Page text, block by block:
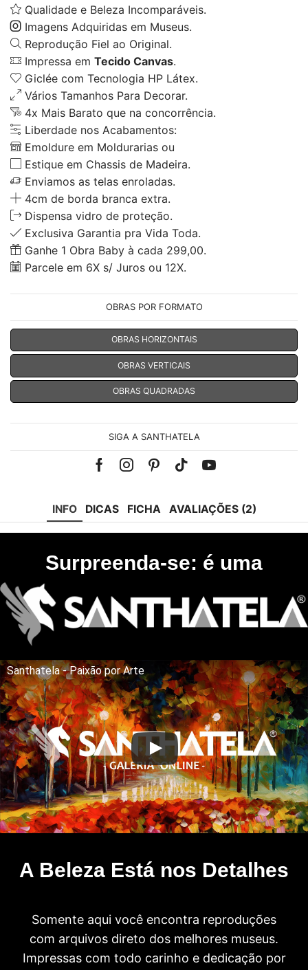
Qualidade e Beleza Incomparáveis.
Imagens Adquiridas em Museus.
Reprodução Fiel ao Original.
Impressa em Tecido Canvas.
Giclée com Tecnologia HP Látex.
Vários Tamanhos Para Decorar.
4x Mais Barato que na concorrência.
Liberdade nos Acabamentos:
Emoldure em Moldurarias ou
Estique em Chassis de Madeira.
Enviamos as telas enroladas.
4cm de borda branca extra.
Dispensa vidro de proteção.
Exclusiva Garantia pra Vida Toda.
Ganhe 1 Obra Baby à cada 299,00.
Parcele em 6X s/ Juros ou 12X.
OBRAS POR FORMATO
OBRAS HORIZONTAIS
OBRAS VERTICAIS
OBRAS QUADRADAS
SIGA A SANTHATELA
FacebookInstagramPinterest
Tik-Youtube
INFO DICAS FICHA AVALIAÇÕES (2)
Surpreenda-se: é uma
Santhatela - Paixão por Arte
A Beleza Está nos Detalhes
Somente aqui você encontra reproduções
com arquivos direto dos melhores museus.
Impressas com todo carinho e dedicação por